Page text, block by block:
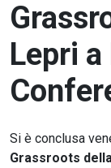
Lepri a
Si è conclusa
Grassroots